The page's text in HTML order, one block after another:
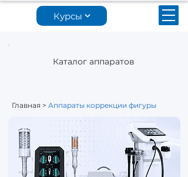
Курсы
Каталог аппаратов
Главная > Аппараты коррекции фигуры